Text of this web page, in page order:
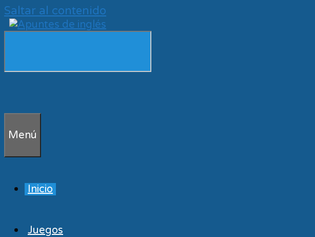
Saltar al contenido
Menú
Inicio
Juegos